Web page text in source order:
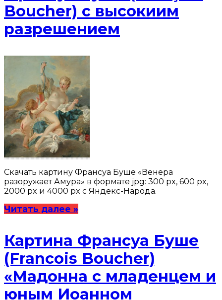
Boucher) с высокиим
разрешением
Скачать картину Франсуа Буше «Венера
разоружает Амура» в формате jpg: 300 px, 600 px,
2000 px и 4000 px с Яндекс-Народа.
Читать далее »
Картина Франсуа Буше
(Francois Boucher)
«Мадонна с младенцем и
юным Иоанном